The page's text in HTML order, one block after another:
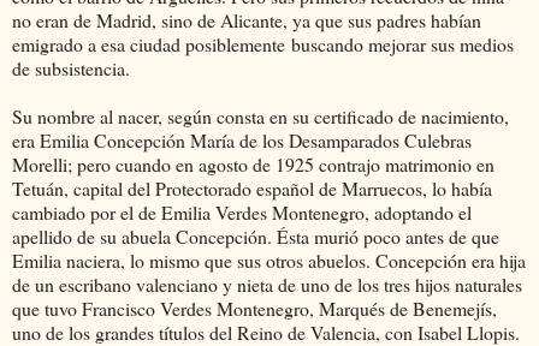
no eran de Madrid, sino de Alicante, ya que sus padres habían
emigrado a esa ciudad posiblemente buscando mejorar sus medios
de subsistencia.
Su nombre al nacer, según consta en su certificado de nacimiento,
era Emilia Concepción María de los Desamparados Culebras
Morelli; pero cuando en agosto de 1925 contrajo matrimonio en
Tetuán, capital del Protectorado español de Marruecos, lo había
cambiado por el de Emilia Verdes Montenegro, adoptando el
apellido de su abuela Concepción. Ésta murió poco antes de que
Emilia naciera, lo mismo que sus otros abuelos. Concepción era hija
de un escribano valenciano y nieta de uno de los tres hijos naturales
que tuvo Francisco Verdes Montenegro, Marqués de Benemejís,
uno de los grandes títulos del Reino de Valencia, con Isabel Llopis.